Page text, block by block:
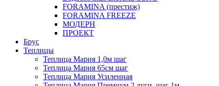
FORAMINA (престиж)
FORAMINA FREEZE
МОДЕРН
ПРОЕКТ
Брус
Теплицы
Теплица Мария 1,0м шаг
Теплица Мария 65см шаг
Теплица Мария Усиленная